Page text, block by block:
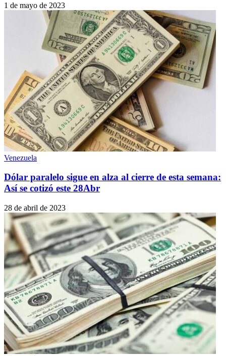
1 de mayo de 2023
Venezuela
Dólar paralelo sigue en alza al cierre de esta semana:
Así se cotizó este 28Abr
28 de abril de 2023